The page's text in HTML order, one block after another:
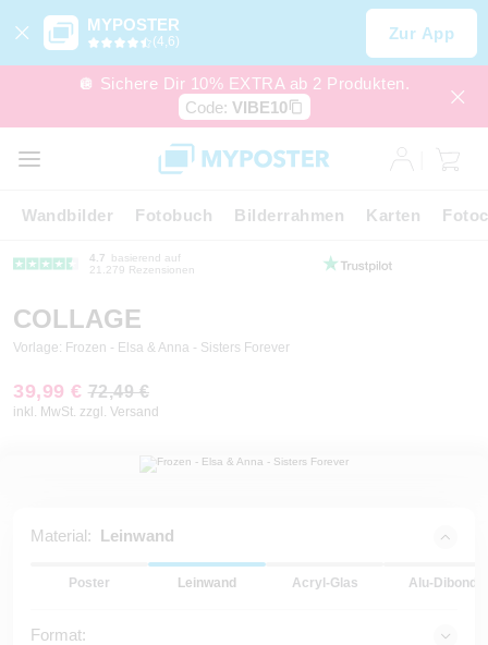
MYPOSTER
(4,6) Zur App
🪩 Sichere Dir 10% EXTRA ab 2 Produkten.
Code: VIBE10
Wandbilder Fotobuch Bilderrahmen Karten
4.7
basierend auf
21.279 Rezensionen
COLLAGE
Vorlage: Frozen - Elsa & Anna - Sisters Forever
39,99 € 72,49 €
inkl. MwSt. zzgl. Versand
Material: Leinwand
Poster Leinwand Acryl-Glas Alu-Dibond
Format: